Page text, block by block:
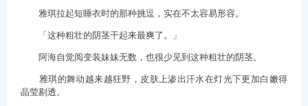
雅琪拉起短睡衣时的那种挑逗，实在不太容易形容。
「这种粗壮的阴茎干起来最爽了。」
阿海自觉阅变装妹妹无数，也很少见到这种粗壮的阴茎。
雅琪的舞动越来越狂野，皮肤上渗出汗水在灯光下更加白嫩得
晶莹剔透。